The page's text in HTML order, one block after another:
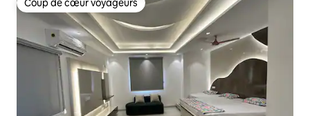
Coup de cœur voyageurs
Coup de cœur voyageurs